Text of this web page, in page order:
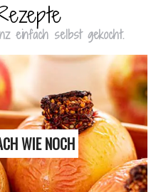
einfach selbst gekocht.
WIE NOCH